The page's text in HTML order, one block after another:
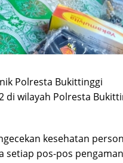
Polresta Bukittinggi
di wilayah Polresta
kesehatan
setiap pos-pos